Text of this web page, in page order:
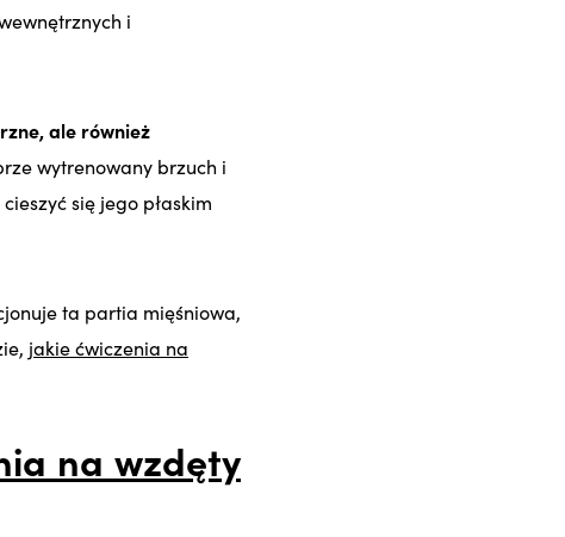
i
ale również
wytrenowany brzuch i
się jego płaskim
ta partia mięśniowa,
jakie ćwiczenia na
na wzdęty